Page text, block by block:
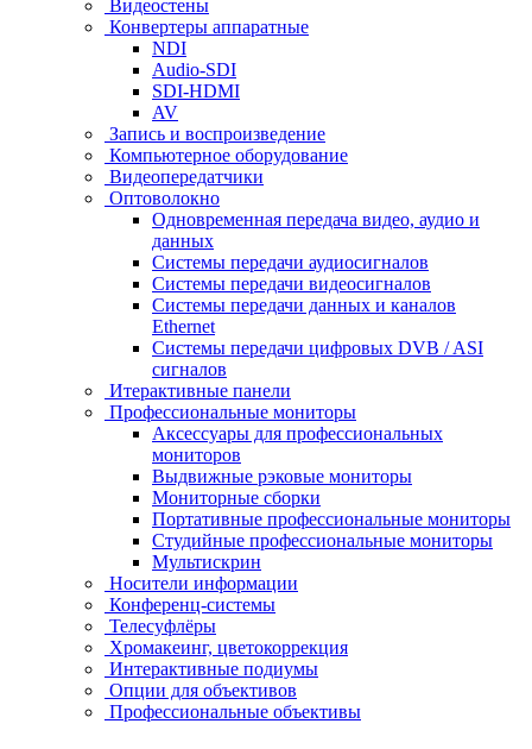
Видеостены
Конвертеры аппаратные
NDI
Audio-SDI
SDI-HDMI
AV
Запись и воспроизведение
Компьютерное оборудование
Видеопередатчики
Оптоволокно
Одновременная передача видео, аудио и
данных
Системы передачи аудиосигналов
Системы передачи видеосигналов
Системы передачи данных и каналов
Ethernet
Системы передачи цифровых DVB / ASI
сигналов
Итерактивные панели
Профессиональные мониторы
Аксессуары для профессиональных
мониторов
Выдвижные рэковые мониторы
Мониторные сборки
Портативные профессиональные мониторы
Студийные профессиональные мониторы
Мультискрин
Носители информации
Конференц-системы
Телесуфлёры
Хромакеинг, цветокоррекция
Интерактивные подиумы
Опции для объективов
Профессиональные объективы